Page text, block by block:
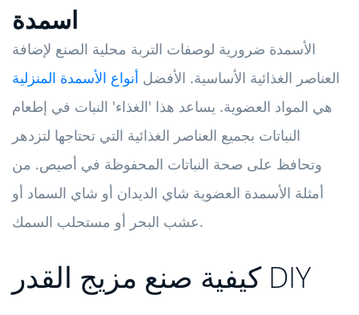
اسمدة
الأسمدة ضرورية لوصفات التربة محلية الصنع لإضافة
العناصر الغذائية الأساسية. الأفضل أنواع الأسمدة المنزلية
هي المواد العضوية. يساعد هذا 'الغذاء' النبات في إطعام
النباتات بجميع العناصر الغذائية التي تحتاجها لتزدهر
وتحافظ على صحة النباتات المحفوظة في أصيص. من
أمثلة الأسمدة العضوية شاي الديدان أو شاي السماد أو
عشب البحر أو مستحلب السمك.
كيفية صنع مزيج القدر DIY